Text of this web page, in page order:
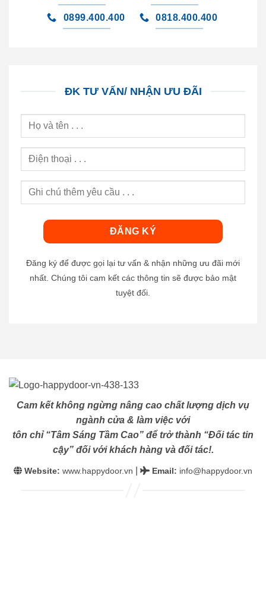
0899.400.400 0818.400.400
ĐK TƯ VẤN/ NHẬN ƯU ĐÃI
Đăng ký để được gọi lại tư vấn & nhận những ưu đãi mới
nhất. Chúng tôi cam kết các thông tin sẽ được bảo mật
tuyệt đối.
Cam kết không ngừng nâng cao chất lượng dịch vụ
ngành cửa & làm việc với
tôn chỉ “Tâm Sáng Tầm Cao” để trở thành “Đối tác tin
cậy” đối với khách hàng và đối tác!.
Website: www.happydoor.vn Email: info@happydoor.vn